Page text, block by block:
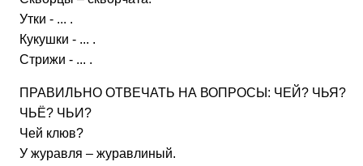
Утки - ... .
Кукушки - ... .
Стрижи - ... .
ПРАВИЛЬНО ОТВЕЧАТЬ НА ВОПРОСЫ: ЧЕЙ? ЧЬЯ?
ЧЬЁ? ЧЬИ?
Чей клюв?
У журавля – журавлиный.